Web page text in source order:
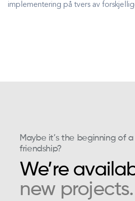
implementering på tvers av
Maybe it’s the beginning of
friendship?
We’re
new projects.